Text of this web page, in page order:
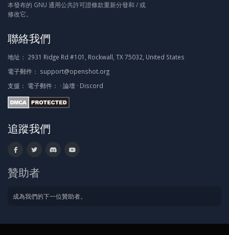
本發布的 GNU 通用公共許可證條款重新分發和 / 或
修改它。
聯絡我們
地址： 2931 Ridge Rd #101, Rockwall, TX 75032, United States
電子郵件： support@openshot.org
支援： 電子郵件： · 論壇 · Discord
追蹤我們
贊助者
成為我們的下一位贊助者。